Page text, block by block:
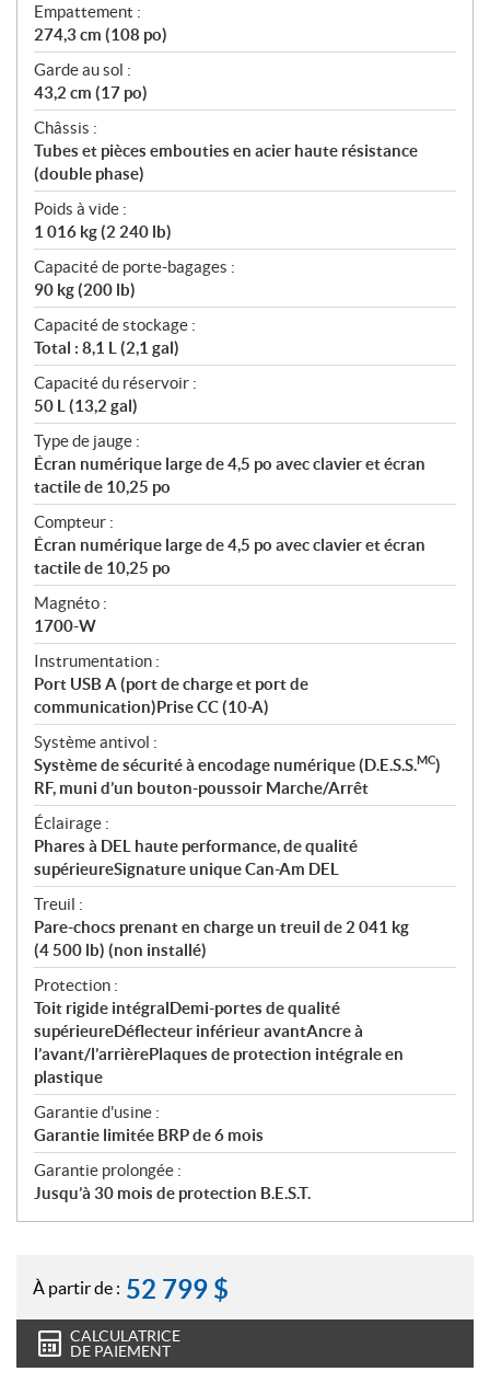
Empattement :
274,3 cm (108 po)
Garde au sol :
43,2 cm (17 po)
Châssis :
Tubes et pièces embouties en acier haute résistance
(double phase)
Poids à vide :
1 016 kg (2 240 lb)
Capacité de porte-bagages :
90 kg (200 lb)
Capacité de stockage :
Total : 8,1 L (2,1 gal)
Capacité du réservoir :
50 L (13,2 gal)
Type de jauge :
Écran numérique large de 4,5 po avec clavier et écran
tactile de 10,25 po
Compteur :
Écran numérique large de 4,5 po avec clavier et écran
tactile de 10,25 po
Magnéto :
1700-W
Instrumentation :
Port USB A (port de charge et port de
communication)Prise CC (10-A)
Système antivol :
Système de sécurité à encodage numérique (D.E.S.S.MC)
RF, muni d’un bouton-poussoir Marche/Arrêt
Éclairage :
Phares à DEL haute performance, de qualité
supérieureSignature unique Can-Am DEL
Treuil :
Pare-chocs prenant en charge un treuil de 2 041 kg
(4 500 lb) (non installé)
Protection :
Toit rigide intégralDemi-portes de qualité
supérieureDéflecteur inférieur avantAncre à
l’avant/l’arrièrePlaques de protection intégrale en
plastique
Garantie d'usine :
Garantie limitée BRP de 6 mois
Garantie prolongée :
Jusqu’à 30 mois de protection B.E.S.T.
À partir de : 52 799 $
CALCULATRICE
DE PAIEMENT